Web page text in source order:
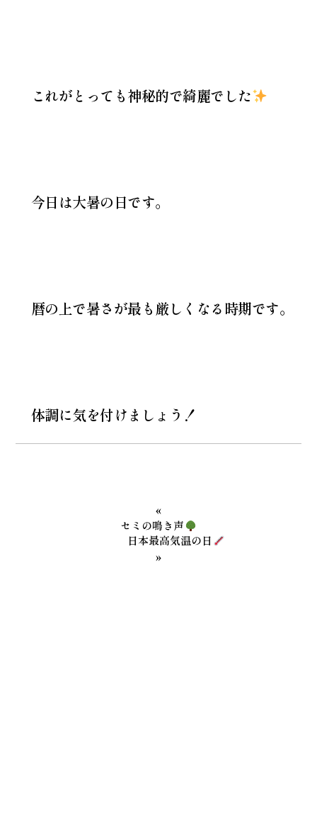
これがとっても神秘的で綺麗でした
今日は大暑の日です。
暦の上で暑さが最も厳しくなる時期です。
体調に気を付けましょう！
«
セミの鳴き声
日本最高気温の日
»